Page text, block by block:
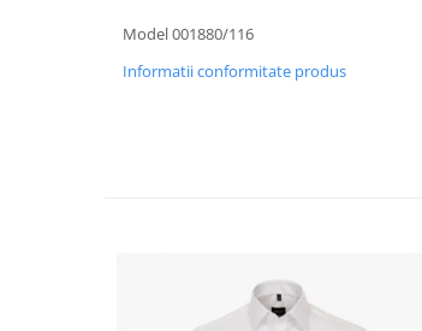
Model 001880/116
Informatii conformitate produs